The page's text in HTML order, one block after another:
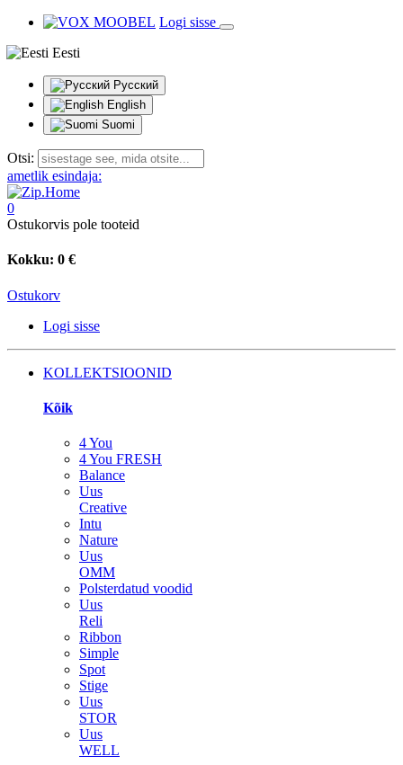
Logi sisse
Eesti
Русский
English
Suomi
Otsi:
ametlik esindaja:
0
Ostukorvis pole tooteid
Kokku: 0 €
Ostukorv
Logi sisse
KOLLEKTSIOONID
Kõik
4 You
4 You FRESH
Balance
Uus
Creative
Intu
Nature
Uus
OMM
Polsterdatud voodid
Uus
Reli
Ribbon
Simple
Spot
Stige
Uus
STOR
Uus
WELL